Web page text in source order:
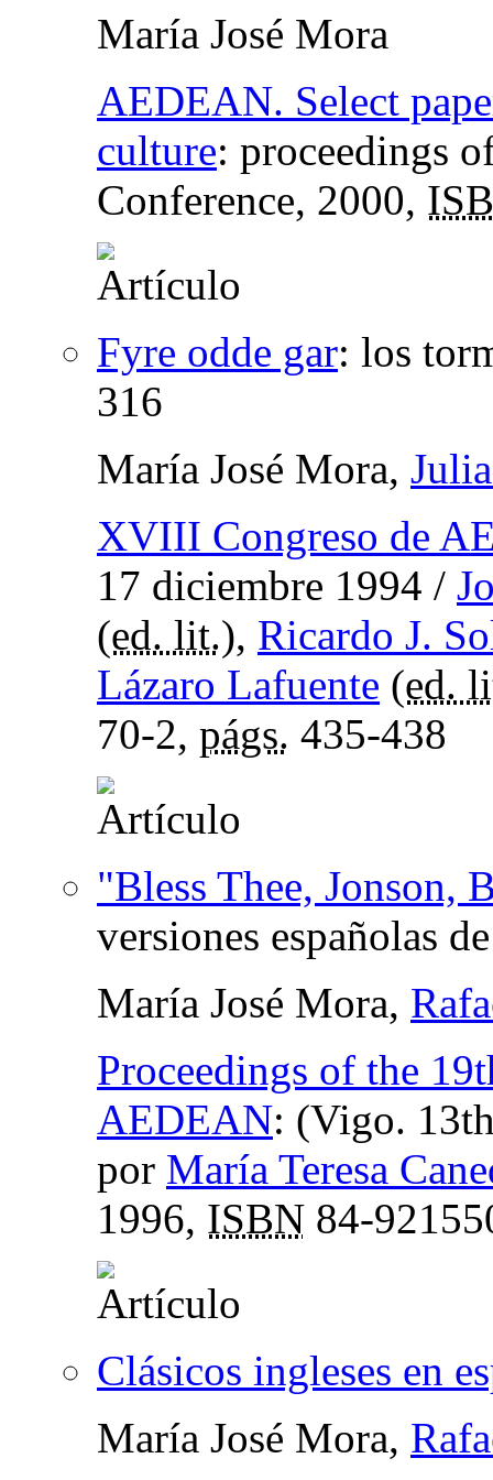
María José Mora
AEDEAN. Select
culture: proceedings
Conference, 2000,
Fyre odde gar: los
316
María José Mora,
XVIII Congreso de
17 diciembre 1994 /
(ed. lit.), Ricardo J.
Lázaro Lafuente (ed.
70-2, págs. 435-438
"Bless Thee, Jonson,
versiones españolas
María José Mora,
Proceedings of the
AEDEAN: (Vigo.
por María Teresa
1996, ISBN 84-
Clásicos ingleses en
María José Mora,